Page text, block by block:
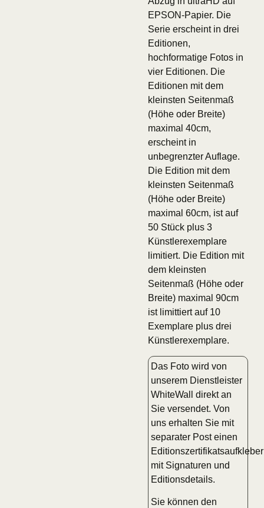
EPSON-Papier. Die
Serie erscheint in drei
Editionen,
hochformatige Fotos in
vier Editionen. Die
Editionen mit dem
kleinsten Seitenmaß
(Höhe oder Breite)
maximal 40cm,
erscheint in
unbegrenzter Auflage.
Die Edition mit dem
kleinsten Seitenmaß
(Höhe oder Breite)
maximal 60cm, ist auf
50 Stück plus 3
Künstlerexemplare
limitiert. Die Edition mit
dem kleinsten
Seitenmaß (Höhe oder
Breite) maximal 90cm
ist limittiert auf 10
Exemplare plus drei
Künstlerexemplare.
Das Foto wird von
unserem Dienstleister
WhiteWall direkt an
Sie versendet. Von
uns erhalten Sie mit
separater Post einen
Editionszertifikatsaufkleber
mit Signaturen und
Editionsdetails.
Sie können den